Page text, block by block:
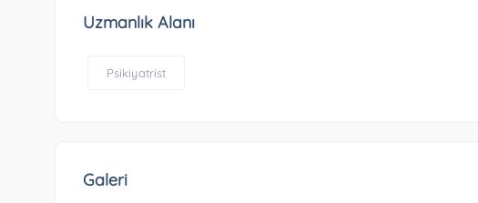
Uzmanlık Alanı
Psikiyatrist
Galeri